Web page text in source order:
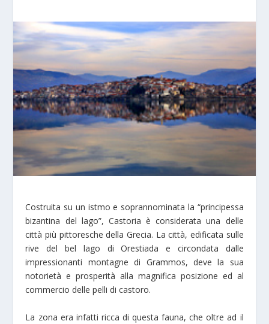
Costruita su un istmo e soprannominata la “principessa
bizantina del lago”, Castoria è considerata una delle
città più pittoresche della Grecia. La città, edificata sulle
rive del bel lago di Orestiada e circondata dalle
impressionanti montagne di Grammos, deve la sua
notorietà e prosperità alla magnifica posizione ed al
commercio delle pelli di castoro.
La zona era infatti ricca di questa fauna, che oltre ad il